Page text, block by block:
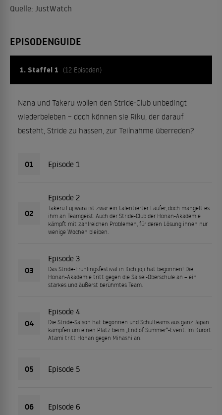
Quelle: JustWatch
EPISODENGUIDE
1. Staffel 1 (12 Episoden)
Nana und Takeru wollen den Stride-Club unbedingt
wiederbeleben – doch können sie Riku, der darauf
besteht, Stride zu hassen, zur Teilnahme überreden?
01 Episode 1
02
Episode 2
Takeru Fujiwara ist zwar ein talentierter Läufer, doch mangelt es
ihm an Teamgeist. Auch der Stride-Club der Honan-Akademie
kämpft mit zahlreichen Problemen, für deren Lösung ihnen nur
wenige Wochen bleiben.
03
Episode 3
Das Stride-Frühlingsfestival in Kichijoji hat begonnen! Die
Honan-Akademie tritt gegen die Saisei-Oberschule an – ein
starkes und äußerst berühmtes Team.
04
Episode 4
Die Stride-Saison hat begonnen und Schulteams aus ganz Japan
kämpfen um einen Platz beim „End of Summer“-Event. Im Kurort
Atami tritt Honan gegen Mihashi an.
05 Episode 5
06 Episode 6